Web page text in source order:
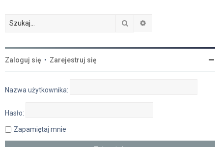
Szukaj
Zaloguj się • Zarejestruj się
Nazwa użytkownika:
Hasło:
Zapamiętaj mnie